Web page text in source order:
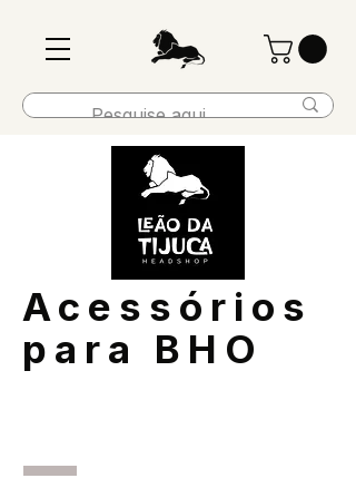
Acessórios
para BHO